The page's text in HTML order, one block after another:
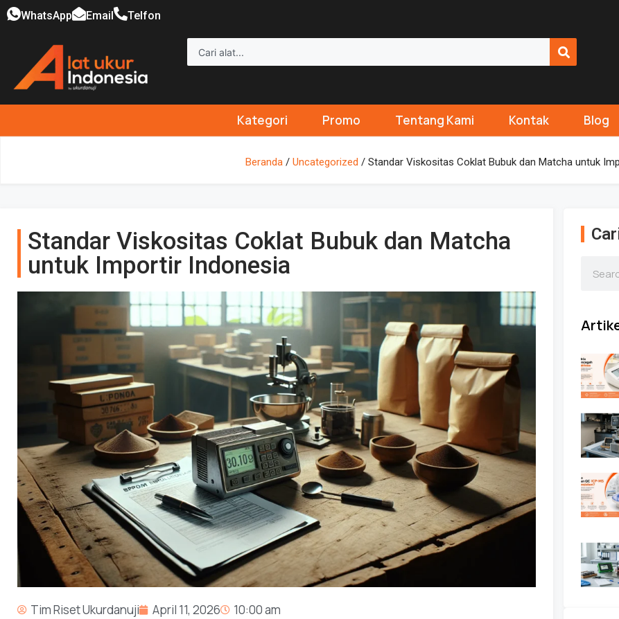
WhatsApp Email Telfon
Kategori Promo Tentang Kami Kontak Blog
Beranda / Uncategorized / Standar Viskositas Coklat Bubuk dan Matcha untuk
Standar Viskositas Coklat Bubuk dan Matcha
untuk Importir Indonesia
Tim Riset Ukurdanuji April 11, 2026
10:00 am